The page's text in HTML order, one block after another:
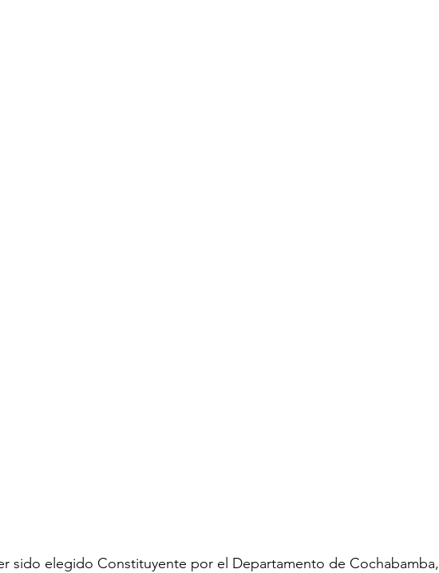
sido elegido Constituyente por el Departamento de Cochabamba,